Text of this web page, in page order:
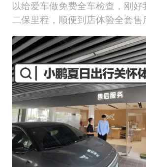
以给爱车做免费全车检查，刚好
二保里程，顺便到店体验全套售
直接拉满💯！目前我的爱车已经
千公里了，保养我提前在小鹏
约工位📱，沟通后工作人员帮忙
间，到店不用排队等候，省时又